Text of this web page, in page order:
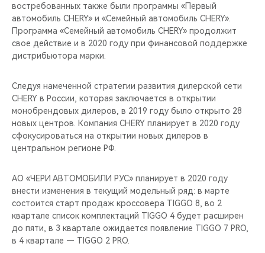
востребованных также были программы «Первый
автомобиль CHERY» и «Семейный автомобиль CHERY».
Программа «Семейный автомобиль CHERY» продолжит
свое действие и в 2020 году при финансовой поддержке
дистрибьютора марки.
Следуя намеченной стратегии развития дилерской сети
CHERY в России, которая заключается в открытии
монобрендовых дилеров, в 2019 году было открыто 28
новых центров. Компания CHERY планирует в 2020 году
сфокусироваться на открытии новых дилеров в
центральном регионе РФ.
АО «ЧЕРИ АВТОМОБИЛИ РУС» планирует в 2020 году
внести изменения в текущий модельный ряд: в марте
состоится старт продаж кроссовера TIGGO 8, во 2
квартале список комплектаций TIGGO 4 будет расширен
до пяти, в 3 квартале ожидается появление TIGGO 7 PRO,
в 4 квартале — TIGGO 2 PRO.